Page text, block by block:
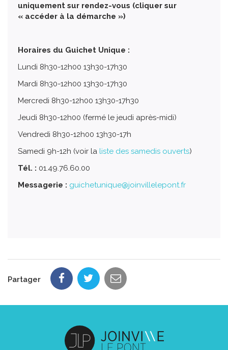
uniquement sur rendez-vous (cliquer sur
« accéder à la démarche »)
Horaires du Guichet Unique :
Lundi 8h30-12h00 13h30-17h30
Mardi 8h30-12h00 13h30-17h30
Mercredi 8h30-12h00 13h30-17h30
Jeudi 8h30-12h00 (fermé le jeudi après-midi)
Vendredi 8h30-12h00 13h30-17h
Samedi 9h-12h (voir la liste des samedis ouverts)
Tél. : 01.49.76.60.00
Messagerie : guichetunique@joinvillelepont.fr
Partager